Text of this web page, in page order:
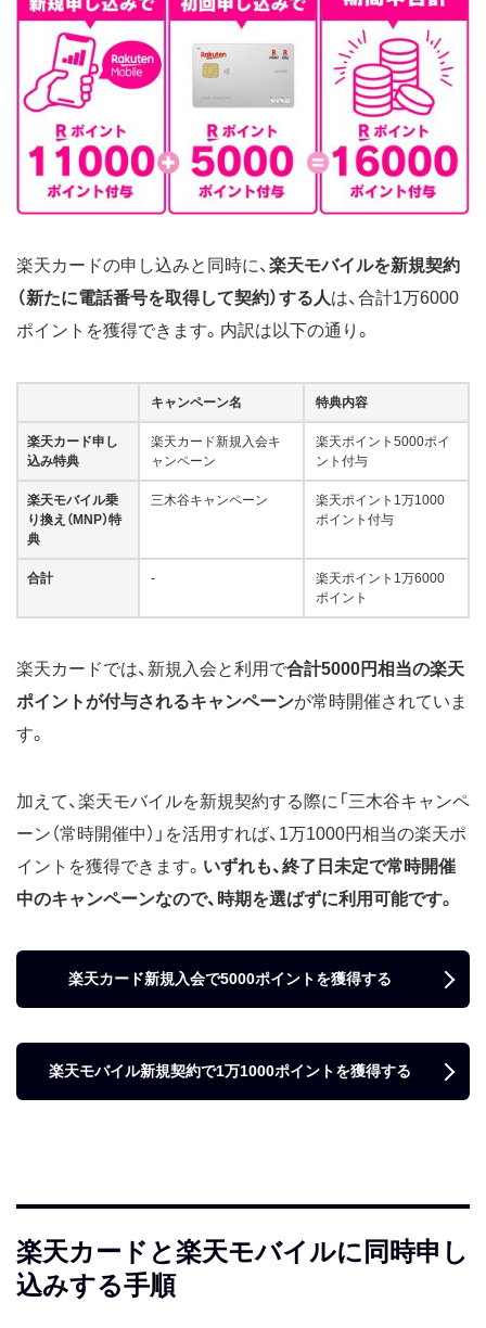
楽天カードの申し込みと同時に、 楽天モバイルを新規契約
（新たに電話番号を取得して契約）する人は、合計1万6000
ポイントを獲得できます。内訳は以下の通り。
キャンペーン名 特典内容
楽天カード申し
込み特典
楽天カード新規入会キ
ャンペーン
楽天ポイント5000ポイ
ント付与
楽天モバイル乗
り換え（MNP）特
典
三木谷キャンペーン
楽天ポイント1万1000
ポイント付与
合計 -
楽天ポイント1万6000
ポイント
楽天カードでは、新規入会と利用で合計5000円相当の楽天
ポイントが付与されるキャンペーンが常時開催されていま
す。
加えて、楽天モバイルを新規契約する際に「三木谷キャンペ
ーン（常時開催中）」を活用すれば、1万1000円相当の楽天ポ
イントを獲得できます。 いずれも、終了日未定で常時開催
中のキャンペーンなので、時期を選ばずに利用可能です。
楽天カード新規入会で5000ポイントを獲得する
楽天モバイル新規契約で1万1000ポイントを獲得する
楽天カードと楽天モバイルに同時申し
込みする手順